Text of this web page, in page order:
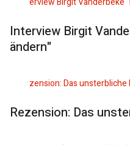
Interview Birgit
ändern"
Rezension: Das